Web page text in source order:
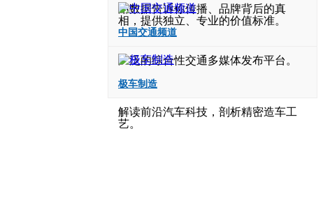
用数据告诉你传播、品牌背后的真
相，提供独立、专业的价值标准。
中国交通频道
广泛的综合性交通多媒体发布平台。
极车制造
解读前沿汽车科技，剖析精密造车工
艺。